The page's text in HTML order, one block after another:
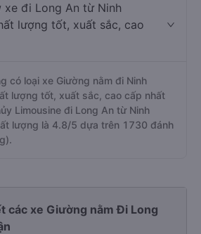
xe đi Long An từ Ninh
lượng tốt, xuất sắc, cao
có loại xe Giường nằm đi Ninh
lượng tốt, xuất sắc, cao cấp nhất
Limousine đi Long An từ Ninh
lượng là 4.8/5 dựa trên 1730 đánh
các xe Giường nằm Đi Long